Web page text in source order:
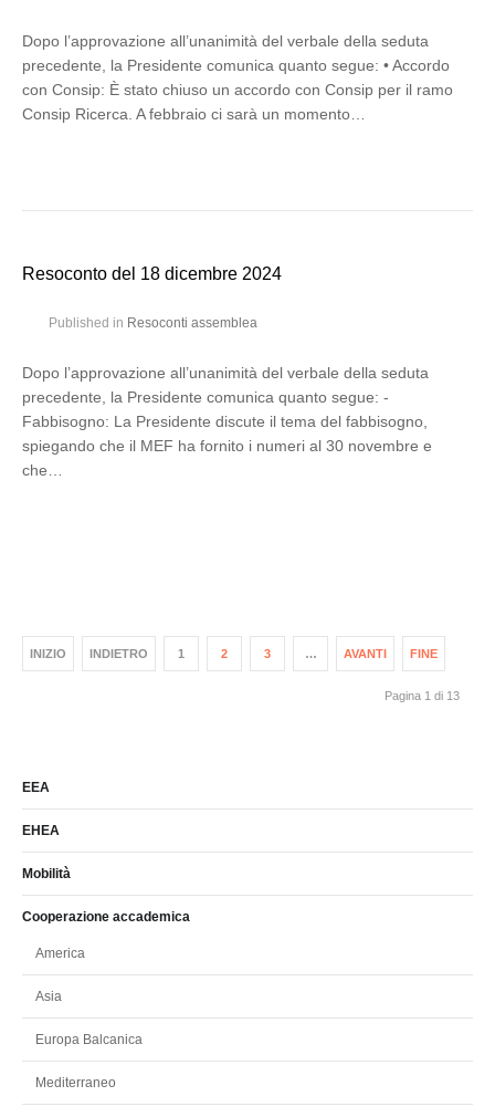
Dopo l’approvazione all’unanimità del verbale della seduta
precedente, la Presidente comunica quanto segue: • Accordo
con Consip: È stato chiuso un accordo con Consip per il ramo
Consip Ricerca. A febbraio ci sarà un momento…
Resoconto del 18 dicembre 2024
Published in Resoconti assemblea
Dopo l’approvazione all’unanimità del verbale della seduta
precedente, la Presidente comunica quanto segue: -
Fabbisogno: La Presidente discute il tema del fabbisogno,
spiegando che il MEF ha fornito i numeri al 30 novembre e
che…
INIZIO INDIETRO 1 2 3 … AVANTI FINE
Pagina 1 di 13
EEA
EHEA
Mobilità
Cooperazione accademica
America
Asia
Europa Balcanica
Mediterraneo